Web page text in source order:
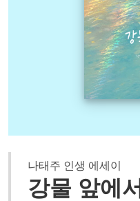
나태주 인생 에세이
강물 앞에서